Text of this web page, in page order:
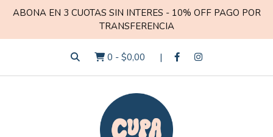
ABONA EN 3 CUOTAS SIN INTERES - 10% OFF PAGO POR
TRANSFERENCIA
0 - $0,00